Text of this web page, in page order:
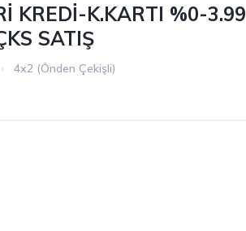
KREDİ-K.KARTI %0-3.99
SATIŞ
4x2 (Önden Çekişli)